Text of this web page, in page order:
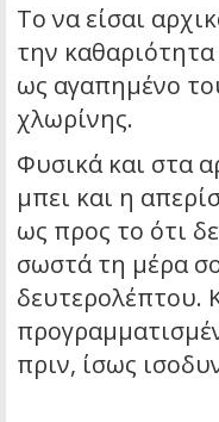
Το να είσαι
την
ως αγαπημένο
χλωρίνης.
Φυσικά και στα
μπει και η
ως προς το ότι
σωστά τη μέρα
δευτερολέπτου.
πριν, ίσως